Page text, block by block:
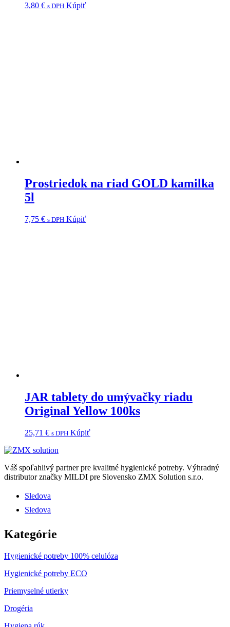
3,80 € s DPH Kúpiť
Prostriedok na riad GOLD kamilka
5l
7,75 € s DPH Kúpiť
JAR tablety do umývačky riadu
Original Yellow 100ks
25,71 € s DPH Kúpiť
Váš spoľahlivý partner pre kvalitné hygienické potreby. Výhradný
distributor značky MILDI pre Slovensko ZMX Solution s.r.o.
Sledova
Sledova
Kategórie
Hygienické potreby 100% celulóza
Hygienické potreby ECO
Priemyselné utierky
Drogéria